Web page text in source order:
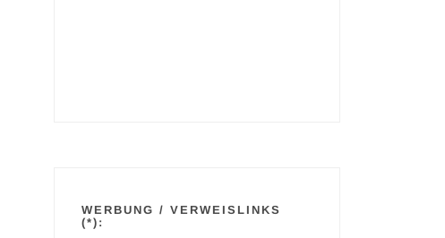
WERBUNG / VERWEISLINKS
(*):